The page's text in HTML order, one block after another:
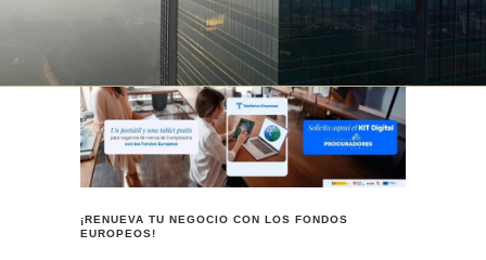
¡RENUEVA TU NEGOCIO CON LOS FONDOS
EUROPEOS!